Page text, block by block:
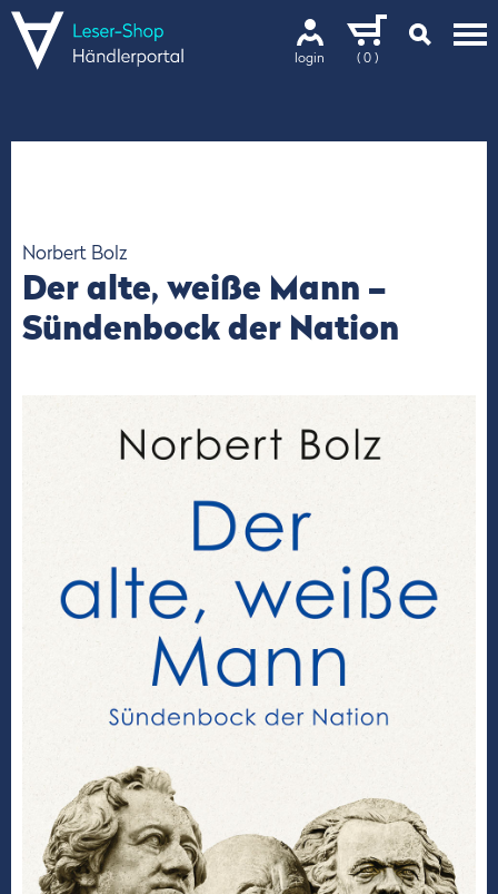
login ( 0 )
Norbert Bolz
Der alte, weiße Mann –
Sündenbock der Nation